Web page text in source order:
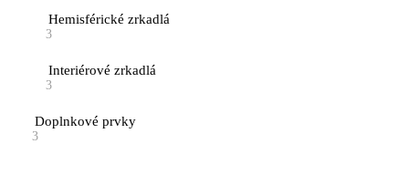
Hemisférické zrkadlá
3
Interiérové zrkadlá
3
Doplnkové prvky
3